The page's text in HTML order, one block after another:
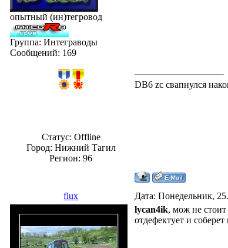
опытный (ин)тегровод
Группа: Интеграводы
Сообщений: 169
Статус: Offline
Город: Нижний Тагил
Регион: 96
DB6 zc свапнулся
flux Дата: Понедельник,
lycan4ik, мож не
отдефектует и